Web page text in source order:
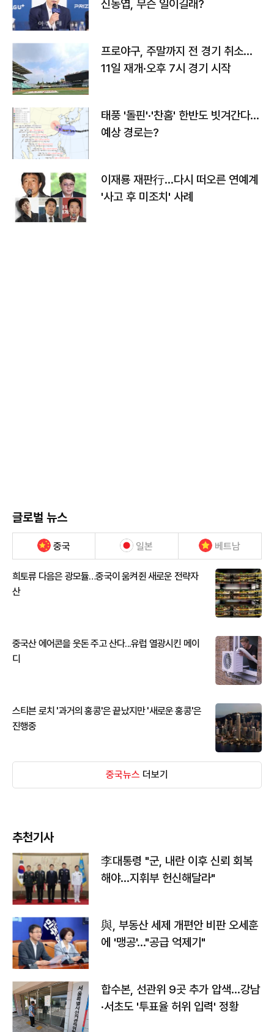
신동엽, 무슨 일이길래?
프로야구, 주말까지 전 경기 취소…
11일 재개·오후 7시 경기 시작
태풍 '돌핀'·'찬홈' 한반도 빗겨간다…
예상 경로는?
이재룡 재판行…다시 떠오른 연예계
'사고 후 미조치' 사례
글로벌 뉴스
중국 일본 베트남
희토류 다음은 광모듈…중국이 움켜쥔 새로운 전략자
산
중국산 에어콘을 웃돈 주고 산다...유럽 열광시킨 메이
디
스티븐 로치 '과거의 홍콩'은 끝났지만 '새로운 홍콩'은
진행중
중국뉴스 더보기
추천기사
李대통령 "군, 내란 이후 신뢰 회복
해야…지휘부 헌신해달라"
與, 부동산 세제 개편안 비판 오세훈
에 '맹공'…"공급 억제기"
합수본, 선관위 9곳 추가 압색…강남
·서초도 '투표율 허위 입력' 정황